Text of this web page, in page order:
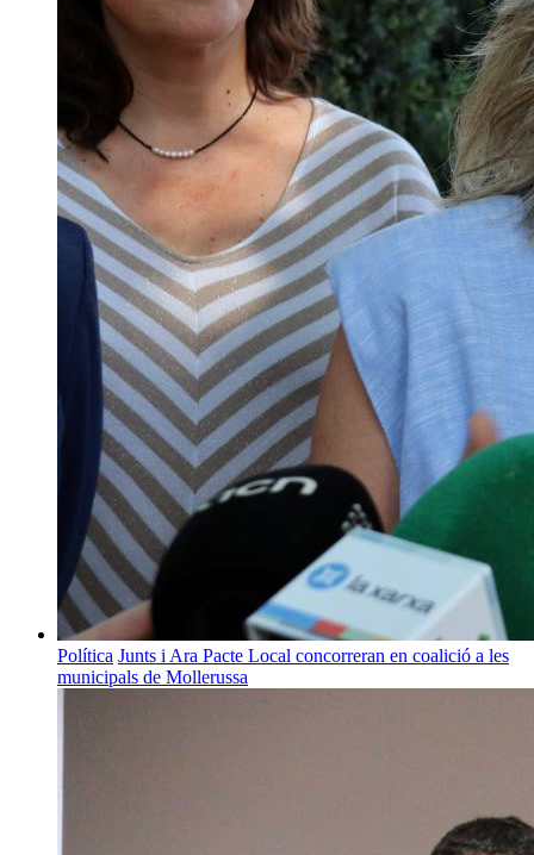
Política Junts i Ara Pacte Local concorreran en coalició a les
municipals de Mollerussa